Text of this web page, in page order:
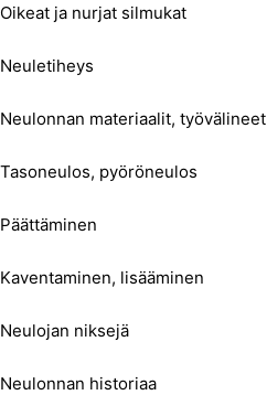
Oikeat ja nurjat silmukat
Neuletiheys
Neulonnan materiaalit, työvälineet
Tasoneulos, pyöröneulos
Päättäminen
Kaventaminen, lisääminen
Neulojan niksejä
Neulonnan historiaa